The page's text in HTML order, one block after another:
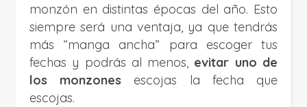
monzón en distintas épocas del año. Esto
siempre será una ventaja, ya que tendrás
más “manga ancha” para escoger tus
fechas y podrás al menos, evitar uno de
los monzones escojas la fecha que
escojas.